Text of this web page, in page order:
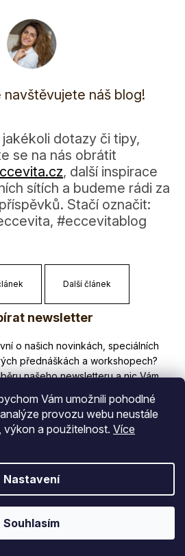
Vám umožnili pohodlné
provozu webu neustále
výkon a použitelnost. Více
Nastavení
Souhlasím
navštěvujete náš blog!
dotazy či tipy,
se na nás obrátit
, další inspirace
sítích a budeme rádi za
Stačí označit:
#eccevitablog
Další článek
newsletter
žádné novinky či slevy!
E-mail
e-mailu souhlasíte s